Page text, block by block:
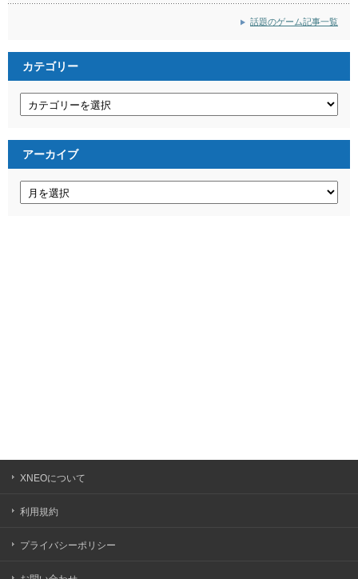
話題のゲーム記事一覧
カテゴリー
アーカイブ
XNEOについて
利用規約
プライバシーポリシー